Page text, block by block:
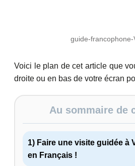
guide-francophone-
Voici le plan de cet article que
droite ou en bas de votre écran
Au sommaire de
1) Faire une visite guidée à
en Français !